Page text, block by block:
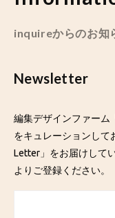
inquireからのお知
Newsletter
編集デザインファーム
をキュレーションして
Letter」をお届けして
よりご登録ください。